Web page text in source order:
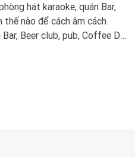
hát karaoke, quán Bar,
thế nào để cách âm cách
Beer club, pub, Coffee DJ